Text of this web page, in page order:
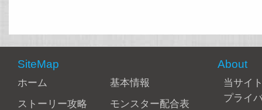
SiteMap
ホーム
基本情報
ストーリー攻略
モンスター配合表
About
当サイ
プライ